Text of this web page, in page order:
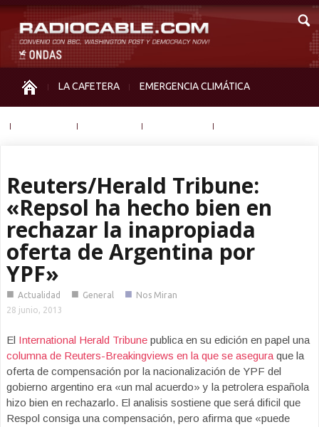
LA CAFETERA EMERGENCIA CLIMÁTICA
Reuters/Herald Tribune:
«Repsol ha hecho bien en
rechazar la inapropiada
oferta de Argentina por
YPF»
■ Actualidad ■ General ■ Nos Miran
28 junio, 2013
El International Herald Tribune publica en su edición en papel una
columna de Reuters-Breakingviews en la que se asegura que la
oferta de compensación por la nacionalización de YPF del
gobierno argentino era «un mal acuerdo» y la petrolera española
hizo bien en rechazarlo. El analisis sostiene que será dificil que
Respol consiga una compensación, pero afirma que «puede